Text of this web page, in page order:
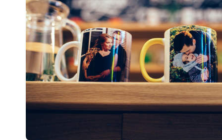
20х20
20х30
30х30
30х40
А4
Фото
в
рамке
10х10
10×15
13×18
15×15
15×20